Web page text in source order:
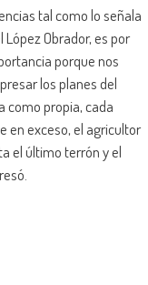
tal como lo señala
Obrador, es por
porque nos
los planes del
como propia, cada
en exceso, el agricultor
el último terrón y el